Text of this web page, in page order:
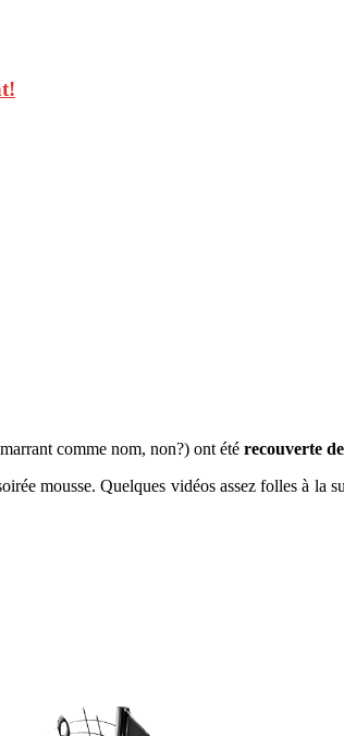
comme nom, non?) ont été recouverte
mousse. Quelques vidéos assez folles à la